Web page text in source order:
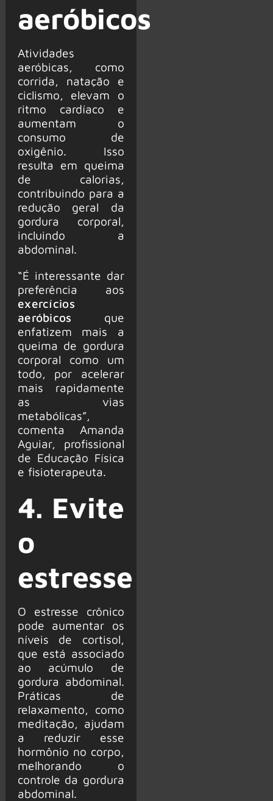
aeróbicos
Atividades
aeróbicas, como
corrida, natação e
ciclismo, elevam o
ritmo cardíaco e
aumentam o
consumo de
oxigênio. Isso
resulta em queima
de calorias,
contribuindo para a
redução geral da
gordura corporal,
incluindo a
abdominal.
“É interessante dar
preferência aos
exercícios
aeróbicos que
enfatizem mais a
queima de gordura
corporal como um
todo, por acelerar
mais rapidamente
as vias
metabólicas”,
comenta Amanda
Aguiar, profissional
de Educação Física
e fisioterapeuta.
4. Evite
o
estresse
O estresse crônico
pode aumentar os
níveis de cortisol,
que está associado
ao acúmulo de
gordura abdominal.
Práticas de
relaxamento, como
meditação, ajudam
a reduzir esse
hormônio no corpo,
melhorando o
controle da gordura
abdominal.